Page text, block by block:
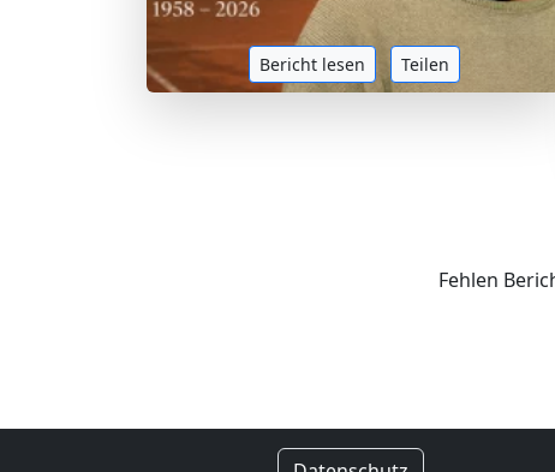
Bericht lesen Teilen
Fehlen